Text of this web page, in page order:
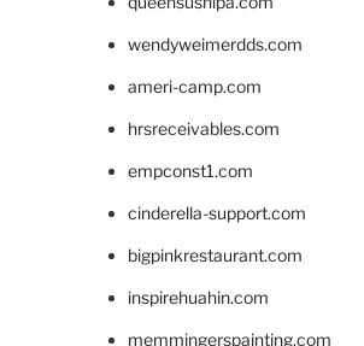
wendyweimerdds.com
ameri-camp.com
hrsreceivables.com
empconst1.com
cinderella-support.com
bigpinkrestaurant.com
inspirehuahin.com
memmingerspainting.com